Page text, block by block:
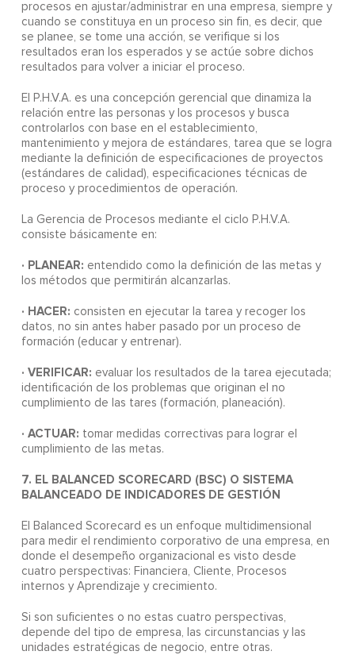
procesos en ajustar/administrar en una empresa, siempre y
cuando se constituya en un proceso sin fin, es decir, que
se planee, se tome una acción, se verifique si los
resultados eran los esperados y se actúe sobre dichos
resultados para volver a iniciar el proceso.
El P.H.V.A. es una concepción gerencial que dinamiza la
relación entre las personas y los procesos y busca
controlarlos con base en el establecimiento,
mantenimiento y mejora de estándares, tarea que se logra
mediante la definición de especificaciones de proyectos
(estándares de calidad), especificaciones técnicas de
proceso y procedimientos de operación.
La Gerencia de Procesos mediante el ciclo P.H.V.A.
consiste básicamente en:
· PLANEAR: entendido como la definición de las metas y
los métodos que permitirán alcanzarlas.
· HACER: consisten en ejecutar la tarea y recoger los
datos, no sin antes haber pasado por un proceso de
formación (educar y entrenar).
· VERIFICAR: evaluar los resultados de la tarea ejecutada;
identificación de los problemas que originan el no
cumplimiento de las tares (formación, planeación).
· ACTUAR: tomar medidas correctivas para lograr el
cumplimiento de las metas.
7. EL BALANCED SCORECARD (BSC) O SISTEMA
BALANCEADO DE INDICADORES DE GESTIÓN
El Balanced Scorecard es un enfoque multidimensional
para medir el rendimiento corporativo de una empresa, en
donde el desempeño organizacional es visto desde
cuatro perspectivas: Financiera, Cliente, Procesos
internos y Aprendizaje y crecimiento.
Si son suficientes o no estas cuatro perspectivas,
depende del tipo de empresa, las circunstancias y las
unidades estratégicas de negocio, entre otras.